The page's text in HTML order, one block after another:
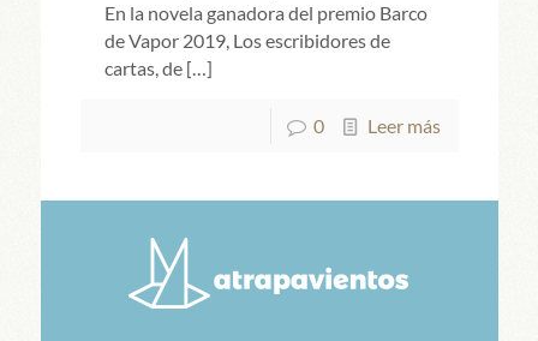
En la novela ganadora del premio Barco
de Vapor 2019, Los escribidores de
cartas, de[…]
0 Leer más